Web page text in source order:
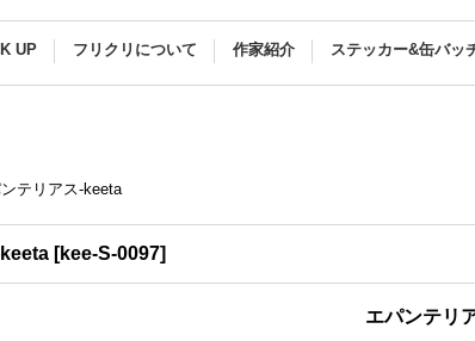
UP フリクリについて 作家紹介 ステッカー&缶バッ
テリアス-keeta
[kee-S-0097]
エパンテリ